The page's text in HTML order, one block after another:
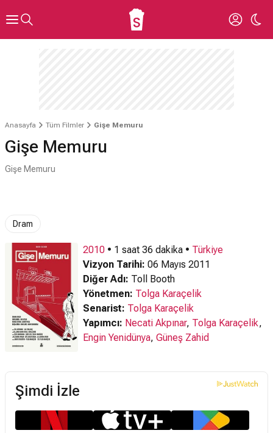
Anasayfa Tüm Filmler Gişe Memuru
Gişe Memuru
Gişe Memuru
Dram
2010 • 1 saat 36 dakika • Türkiye
Vizyon Tarihi: 06 Mayıs 2011
Diğer Adı: Toll Booth
Yönetmen: Tolga Karaçelik
Senarist: Tolga Karaçelik
Yapımcı: Necati Akpınar, Tolga Karaçelik,
Engin Yenidünya, Güneş Zahid
Şimdi İzle